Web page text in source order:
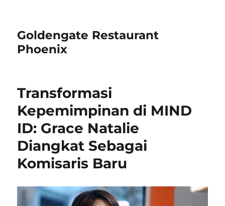
Goldengate Restaurant
Phoenix
Transformasi
Kepemimpinan di MIND
ID: Grace Natalie
Diangkat Sebagai
Komisaris Baru